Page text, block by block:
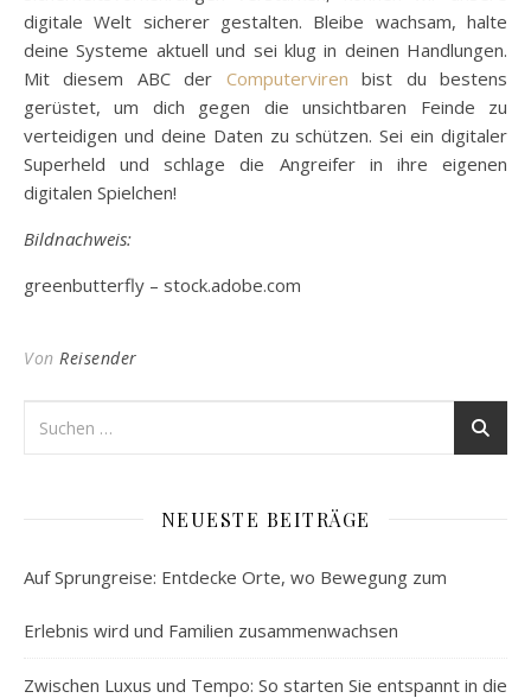
digitale Welt sicherer gestalten. Bleibe wachsam, halte
deine Systeme aktuell und sei klug in deinen Handlungen.
Mit diesem ABC der Computerviren bist du bestens
gerüstet, um dich gegen die unsichtbaren Feinde zu
verteidigen und deine Daten zu schützen. Sei ein digitaler
Superheld und schlage die Angreifer in ihre eigenen
digitalen Spielchen!
Bildnachweis:
greenbutterfly – stock.adobe.com
Von Reisender
NEUESTE BEITRÄGE
Auf Sprungreise: Entdecke Orte, wo Bewegung zum
Erlebnis wird und Familien zusammenwachsen
Zwischen Luxus und Tempo: So starten Sie entspannt in die